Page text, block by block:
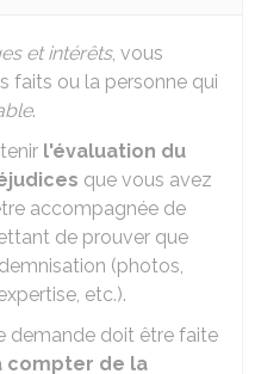
et intérêts, vous
faits ou la personne qui
.
l'évaluation du
que vous avez
accompagnée de
de prouver que
(photos,
etc.).
demande doit être faite
compter de la